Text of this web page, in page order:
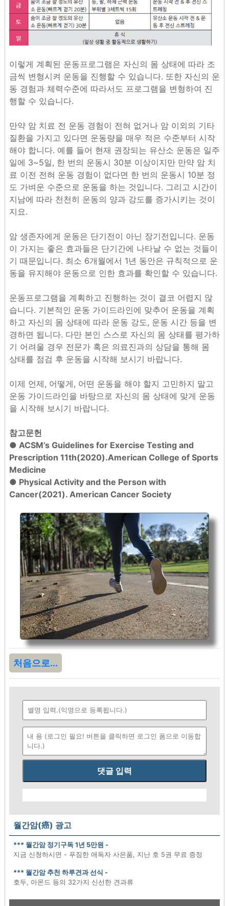
이렇게 계획된 운동프로그램은 자신의 몸 상태에 따라 조
금씩 변형시켜 운동을 진행할 수 있습니다. 또한 자신의 운
동 경험과 체력수준에 따라서도 프로그램을 변형하여 진
행할 수 있습니다.
만약 암 치료 전 운동 경험이 전혀 없거나 암 이외의 기타
질환을 가지고 있다면 운동량을 매우 적은 수준부터 시작
해야 합니다. 예를 들어 현재 권장되는 유산소 운동은 일주
일에 3~5일, 한 번의 운동시 30분 이상이지만 만약 암 치
료 이전 전혀 운동 경험이 없다면 한 번의 운동시 10분 정
도 가벼운 수준으로 운동을 하는 것입니다. 그리고 시간이
지남에 따라 천천히 운동의 양과 강도를 증가시키는 것이
지요.
암 생존자에게 운동은 단기전이 아닌 장기전입니다. 운동
이 가지는 좋은 효과들은 단기간에 나타날 수 없는 것들이
기 때문입니다. 최소 6개월에서 1년 동안은 규칙적으로 운
동을 유지해야 운동으로 인한 효과를 확인할 수 있습니다.
운동프로그램을 계획하고 진행하는 것이 결코 어렵지 않
습니다. 기본적인 운동 가이드라인에 맞추어 운동을 계획
하고 자신의 몸 상태에 따라 운동 강도, 운동 시간 등을 변
경하면 됩니다. 다만 본인 스스로 자신의 몸 상태를 평가하
기 어려울 경우 전문가 혹은 의료진과의 상담을 통해 몸
상태를 점검 후 운동을 시작해 보시기 바랍니다.
이제 언제, 어떻게, 어떤 운동을 해야 할지 고민하지 말고
운동 가이드라인을 바탕으로 자신의 몸 상태에 맞게 운동
을 시작해 보시기 바랍니다.
참고문헌
● ACSM’s Guidelines for Exercise Testing and
Prescription 11th(2020).American College of Sports
Medicine
● Physical Activity and the Person with
Cancer(2021). American Cancer Society
처음으로...
댓글 입력
월간암(癌) 광고
*** 월간암 정기구독 1년 5만원 -
지금 신청하시면 - 푸짐한 애독자 사은품, 지난 호 5권 무료 증정
*** 월간암 추천 하루견과 선식 -
호두, 아몬드 등의 32가지 신선한 견과류